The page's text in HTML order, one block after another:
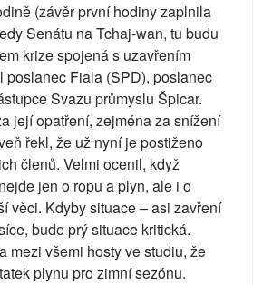
(závěr první hodiny zaplnila
Senátu na Tchaj-wan, tu budu
krize spojená s uzavřením
poslanec Fiala (SPD), poslanec
Svazu průmyslu Špicar.
její opatření, zejména za snížení
řekl, že už nyní je postiženo
členů. Velmi ocenil, když
jen o ropu a plyn, ale i o
věci. Kdyby situace – asi zavření
bude prý situace kritická.
mezi všemi hosty ve studiu, že
plynu pro zimní sezónu.